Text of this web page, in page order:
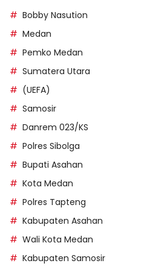
Bobby Nasution
Medan
Pemko Medan
Sumatera Utara
(UEFA)
Samosir
Danrem 023/KS
Polres Sibolga
Bupati Asahan
Kota Medan
Polres Tapteng
Kabupaten Asahan
Wali Kota Medan
Kabupaten Samosir